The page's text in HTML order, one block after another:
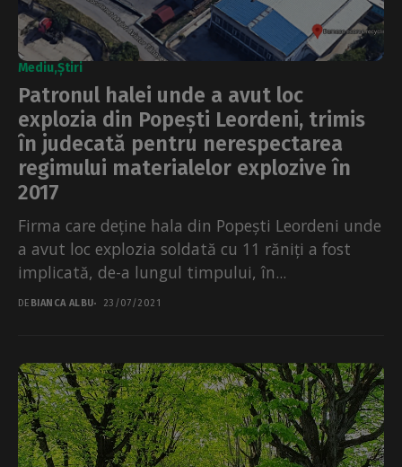
Mediu Știri
Patronul halei unde a avut loc
explozia din Popești Leordeni, trimis
în judecată pentru nerespectarea
regimului materialelor explozive în
2017
Firma care deține hala din Popești Leordeni unde
a avut loc explozia soldată cu 11 răniți a fost
implicată, de-a lungul timpului, în...
DE BIANCA ALBU 23/07/2021